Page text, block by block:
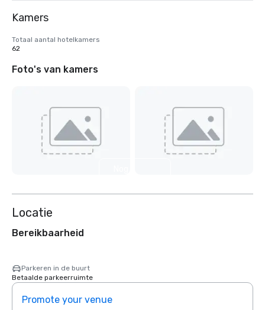
Kamers
Totaal aantal hotelkamers
62
Foto's van kamers
Locatie
Bereikbaarheid
Parkeren in de buurt
Betaalde parkeerruimte
Promote your venue